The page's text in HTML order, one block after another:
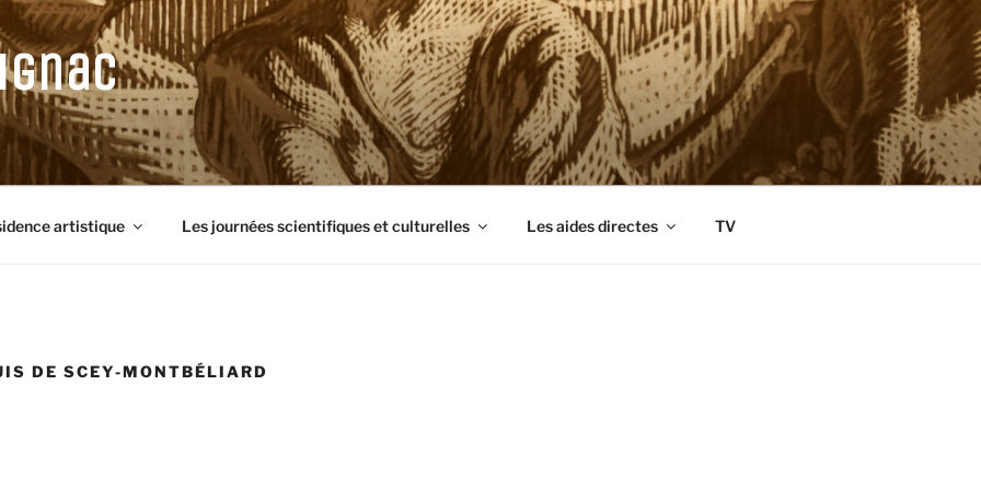
artistique Les journées scientifiques et culturelles Les aides directes TV
DE SCEY-MONTBÉLIARD